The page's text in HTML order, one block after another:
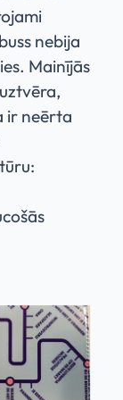
nebija
Mainījās
ir neērta